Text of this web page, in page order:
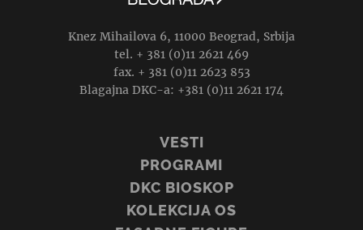
Knez Mihailova 6, 11000 Beograd, Srbija
tel. + 381 (0)11 2621 469
fax. + 381 (0)11 2623 853
Blagajna DKC-a: +381 (0)11 2621 174
VESTI
PROGRAMI
DKC BIOSKOP
KOLEKCIJA OS